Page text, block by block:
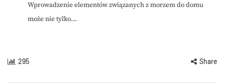
Wprowadzenie elementów związanych z morzem do domu
może nie tylko...
295 Share